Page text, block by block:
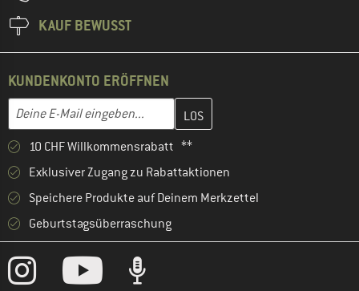
KAUF BEWUSST
KUNDENKONTO ERÖFFNEN
E-Mail-Adresse
Gib hier deine E-Mail-Adresse ein und erstelle im nächsten
10 CHF Willkommensrabatt **
Exklusiver Zugang zu Rabattaktionen
Speichere Produkte auf Deinem Merkzettel
Geburtstagsüberraschung